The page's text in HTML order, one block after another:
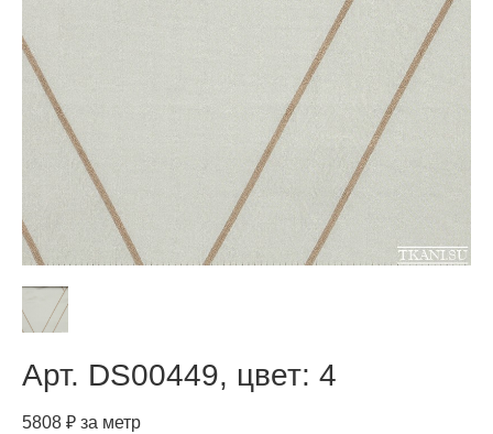
Арт. DS00449, цвет: 4
5808 ₽ за метр